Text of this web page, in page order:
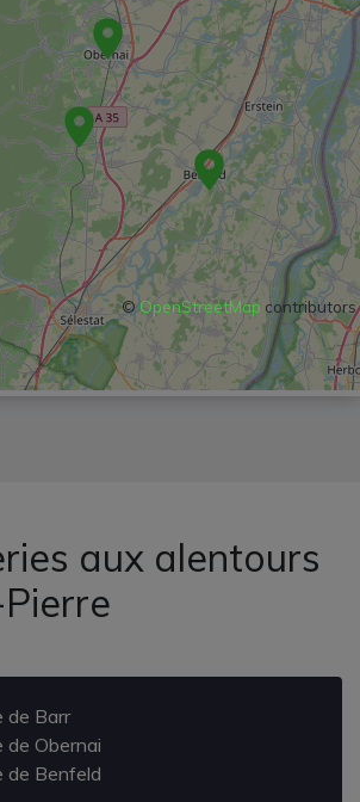
©OpenStreetMap contributors
aux alentours
de Barr
de Obernai
de Benfeld